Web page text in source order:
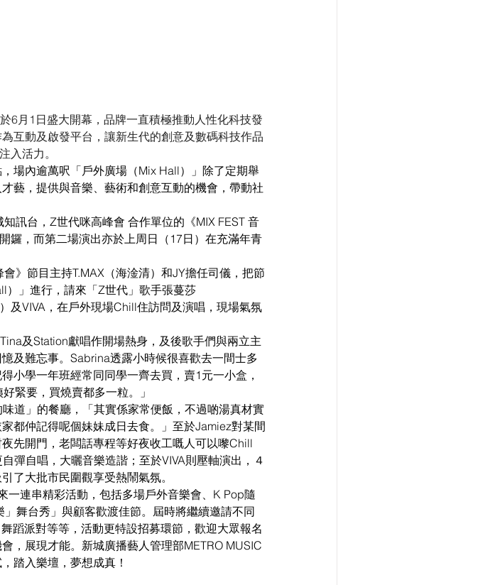
6月1日盛大開幕，品牌一直積極推動人性化科技發
互動及啟發平台，讓新生代的創意及數碼科技作品
入活力。
場內逾萬呎「戶外廣場（Mix Hall）」除了定期舉
藝，提供與音樂、藝術和創意互動的機會，帶動社
訊台，Z世代咪高峰會 合作單位的《MIX FEST 音
鑼，而第二場演出亦於上周日（17日）在充滿年青
》節目主持T.MAX（海淦清）和JY擔任司儀，把節
）」進行，請來「Z世代」歌手張蔓莎
及VIVA，在戶外現場Chill住訪問及演唱，現場氣氛
及Station獻唱作開場熱身，及後歌手們與兩立主
及難忘事。Sabrina透露小時候很喜歡去一間士多
小學一年班經常同同學一齊去買，賣1元一小盒，
緊要，買燒賣都多一粒。」
道」的餐廳，「其實係家常便飯，不過啲湯真材實
都仲記得呢個妹妹成日去食。」至於Jamiez對某間
先開門，老闆話專程等好夜收工嘅人可以嚟Chill
彈自唱，大曬音樂造諧；至於VIVA則壓軸演出，４
了大批市民圍觀享受熱鬧氣氛。
一連串精彩活動，包括多場戶外音樂會、K Pop隨
舞台秀」與顧客歡渡佳節。屆時將繼續邀請不同
蹈派對等等，活動更特設招募環節，歡迎大眾報名
，展現才能。新城廣播藝人管理部METRO MUSIC
踏入樂壇，夢想成真！